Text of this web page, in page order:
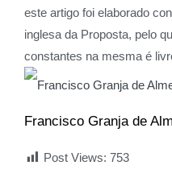
este artigo foi elaborado
inglesa da Proposta, pelo
constantes na mesma é
Francisco Granja de
Post Views: 753